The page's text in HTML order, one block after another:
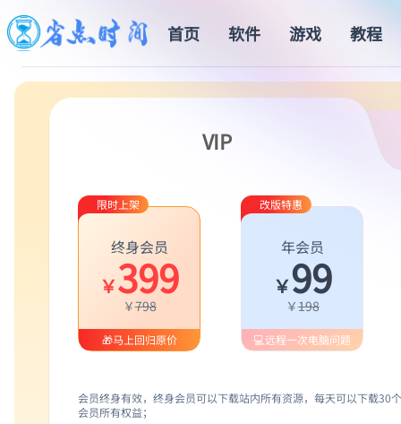
首页 软件 游戏 教程
VIP
终身会员
￥399
￥798
限时上架
🎁马上回归原价
年会员
￥99
￥198
改版特惠
💻远程一次电脑问题
会员终身有效，终身会员可以下载站内所有资源，每天可以下载
会员所有权益；